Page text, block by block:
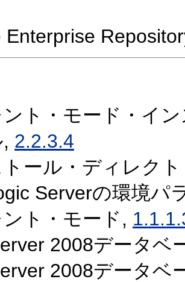
Enterprise
ト・モード・イ
2.2.3.4
トール・ディレク
Serverの環境パ
ト・モード,
2008データベ
2008データ